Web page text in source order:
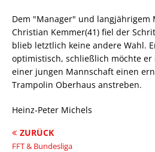
Dem "Manager" und langjährigem
Christian Kemmer(41) fiel der
blieb letztlich keine andere Wahl.
optimistisch, schließlich möchte er
einer jungen Mannschaft einen
Trampolin Oberhaus anstreben.
Heinz-Peter Michels
ZURÜCK
FFT & Bundesliga